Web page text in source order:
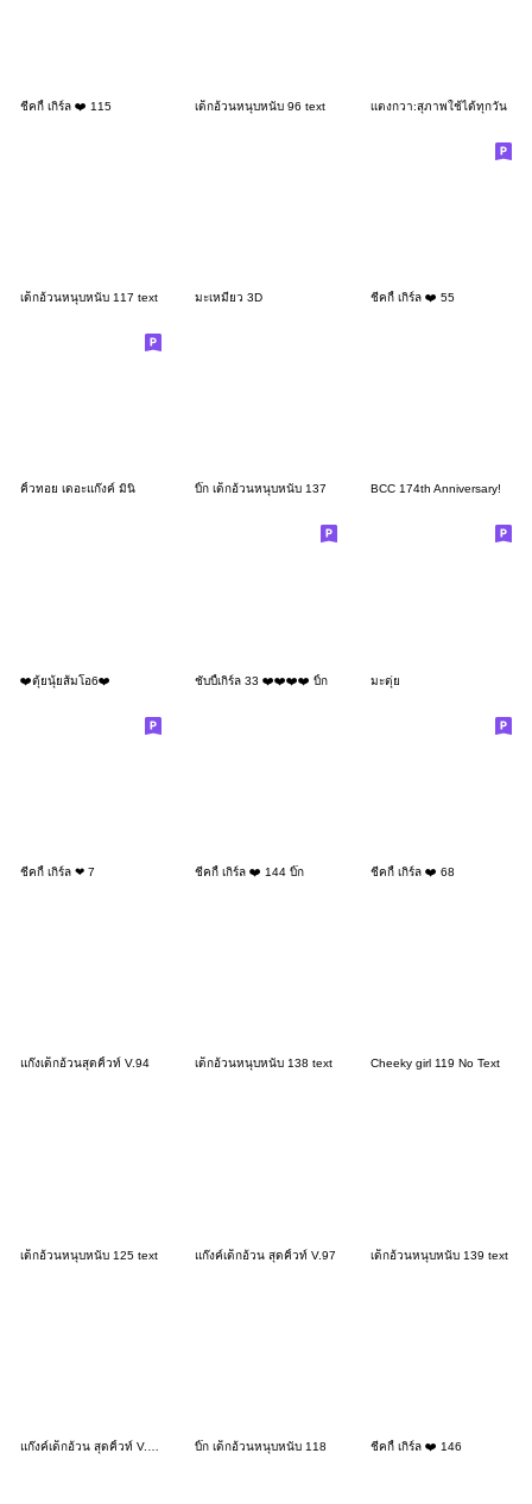
ชีคกี้ เกิร์ล ❤️ 115 เด็กอ้วนหนุบหนับ 96 text เเตงกวา:สุภาพใช้ได้ทุกวัน
เด็กอ้วนหนุบหนับ 117 text มะเหมี่ยว 3D ชีคกี้ เกิร์ล ❤️ 55
คิ้วทอย เดอะแก๊งค์ มินิ บิ๊ก เด็กอ้วนหนุบหนับ 137 BCC 174th Anniversary!
❤️ตุ้ยนุ้ยส้มโอ6❤️ ชับบี้เกิร์ล 33 ❤️❤️❤️❤️ บิ้ก มะตุ่ย
ชีคกี้ เกิร์ล ❤ 7 ชีคกี้ เกิร์ล ❤️ 144 บิ๊ก ชีคกี้ เกิร์ล ❤️ 68
แก๊งเด็กอ้วนสุดคิ้วท์ V.94 เด็กอ้วนหนุบหนับ 138 text Cheeky girl 119 No Text
เด็กอ้วนหนุบหนับ 125 text แก๊งค์เด็กอ้วน สุดคิ้วท์ V.97 เด็กอ้วนหนุบหนับ 139 text
บิ๊ก เด็กอ้วนหนุบหนับ 118 ชีคกี้ เกิร์ล ❤️ 146